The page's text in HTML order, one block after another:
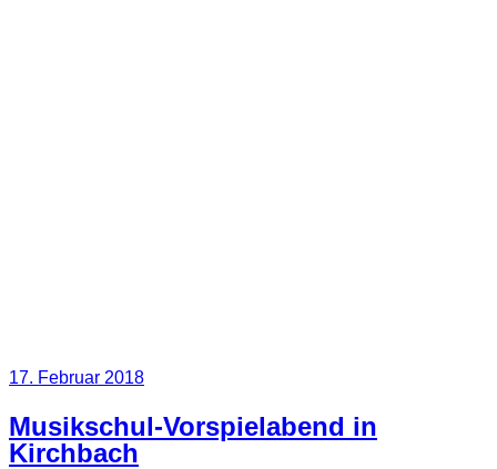
Veröffentlicht
17. Februar 2018
Musikschul-Vorspielabend in
Kirchbach